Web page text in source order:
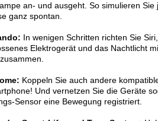
an- und ausgeht. So simulieren Sie
ganz spontan.
In wenigen Schritten richten Sie
Elektrogerät und das Nachtlicht
Koppeln Sie auch andere
Und vernetzen Sie die Geräte
Sensor eine Bewegung registriert.